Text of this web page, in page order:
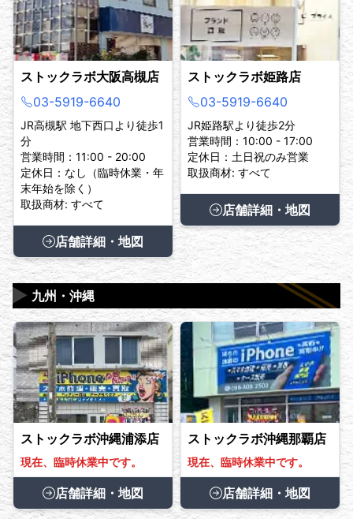
ストックラボ大阪高槻店
03-5919-6640
JR高槻駅 地下西口より徒歩1
分
営業時間：11:00 - 20:00
定休日：なし（臨時休業・年
末年始を除く）
取扱商材: すべて
店舗詳細・地図
ストックラボ姫路店
03-5919-6640
JR姫路駅より徒歩2分
営業時間：10:00 - 17:00
定休日：土日祝のみ営業
取扱商材: すべて
店舗詳細・地図
九州・沖縄
▶
ストックラボ沖縄浦添店
現在、臨時休業中です。
店舗詳細・地図
ストックラボ沖縄那覇店
現在、臨時休業中です。
店舗詳細・地図